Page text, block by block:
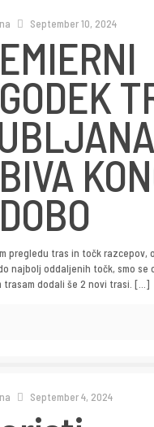
na September 10, 2024
pregledu tras in točk razcepov,
najbolj oddaljenih točk, smo se
dodali še 2 novi trasi. […]
na September 4, 2024